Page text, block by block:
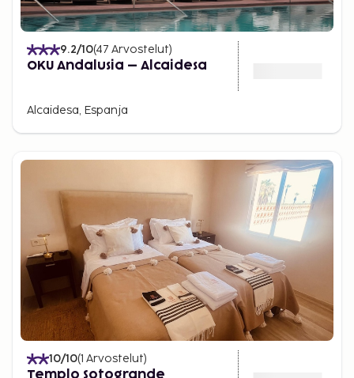
9.2/10(47 Arvostelut)
OKU Andalusia – Alcaidesa
Alcaidesa, Espanja
10/10(1 Arvostelut)
Templo Sotogrande